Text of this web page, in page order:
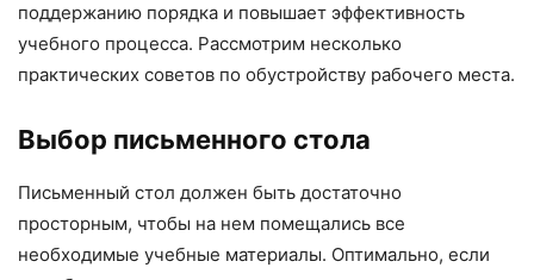
поддержанию порядка и повышает эффективность
учебного процесса. Рассмотрим несколько
практических советов по обустройству рабочего места.
Выбор письменного стола
Письменный стол должен быть достаточно
просторным, чтобы на нем помещались все
необходимые учебные материалы. Оптимально, если